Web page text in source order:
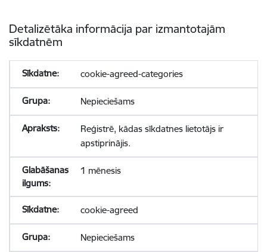
Detalizētāka informācija par izmantotajām
sīkdatnēm
cookie-agreed-categories
Nepieciešams
Reģistrē, kādas sīkdatnes lietotājs ir
apstiprinājis.
1 mēnesis
cookie-agreed
Nepieciešams